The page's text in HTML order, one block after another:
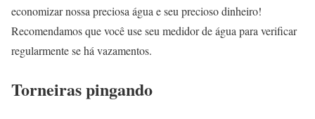
economizar nossa preciosa água e seu precioso dinheiro!
Recomendamos que você use seu medidor de água para verificar
regularmente se há vazamentos.
Torneiras pingando